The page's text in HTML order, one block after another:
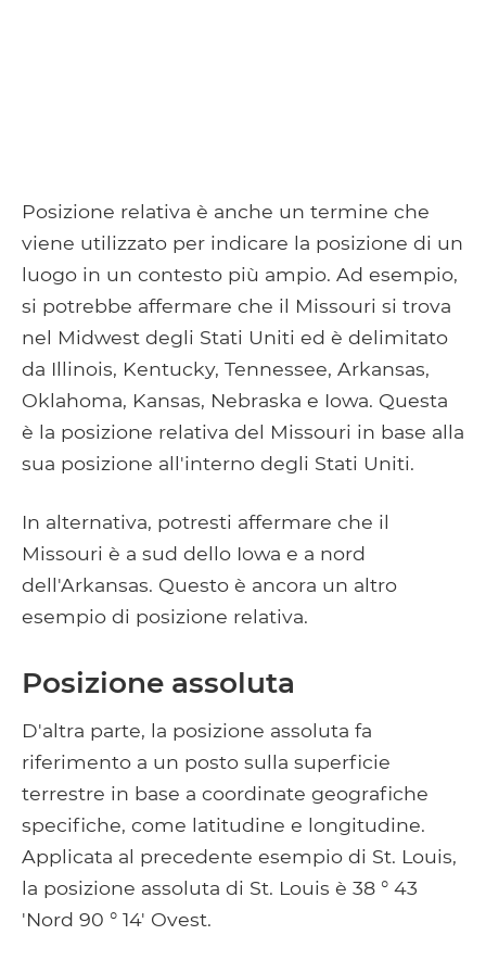
Posizione relativa è anche un termine che
viene utilizzato per indicare la posizione di un
luogo in un contesto più ampio. Ad esempio,
si potrebbe affermare che il Missouri si trova
nel Midwest degli Stati Uniti ed è delimitato
da Illinois, Kentucky, Tennessee, Arkansas,
Oklahoma, Kansas, Nebraska e Iowa. Questa
è la posizione relativa del Missouri in base alla
sua posizione all'interno degli Stati Uniti.
In alternativa, potresti affermare che il
Missouri è a sud dello Iowa e a nord
dell'Arkansas. Questo è ancora un altro
esempio di posizione relativa.
Posizione assoluta
D'altra parte, la posizione assoluta fa
riferimento a un posto sulla superficie
terrestre in base a coordinate geografiche
specifiche, come latitudine e longitudine.
Applicata al precedente esempio di St. Louis,
la posizione assoluta di St. Louis è 38 ° 43
'Nord 90 ° 14' Ovest.